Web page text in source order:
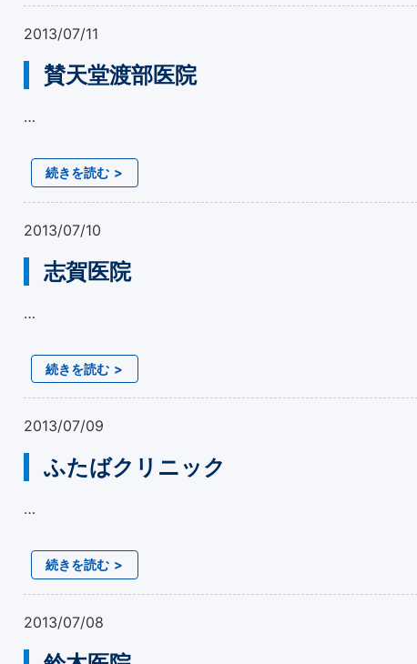
2013/07/11
賛天堂渡部医院
…
続きを読む
2013/07/10
志賀医院
…
続きを読む
2013/07/09
ふたばクリニック
…
続きを読む
2013/07/08